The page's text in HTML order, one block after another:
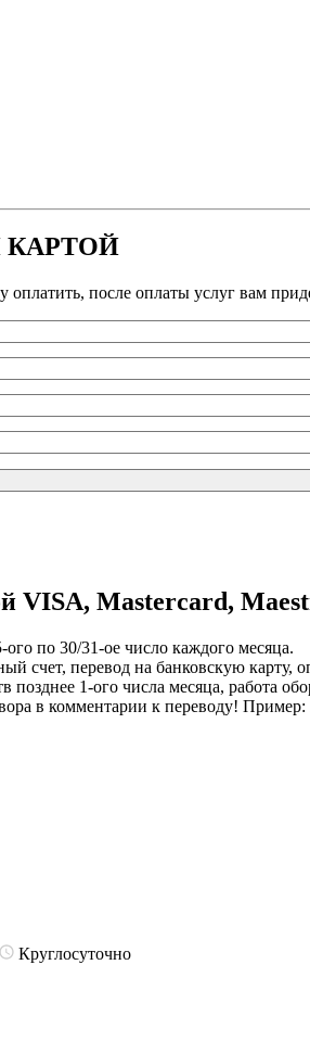
КАРТОЙ
после оплаты услуг вам
VISA, Mastercard,
ого по 30/31-ое число каждого месяца.
счет, перевод на банковскую карту,
1-ого числа месяца, работа
в комментарии к переводу! Пример:
Круглосуточно